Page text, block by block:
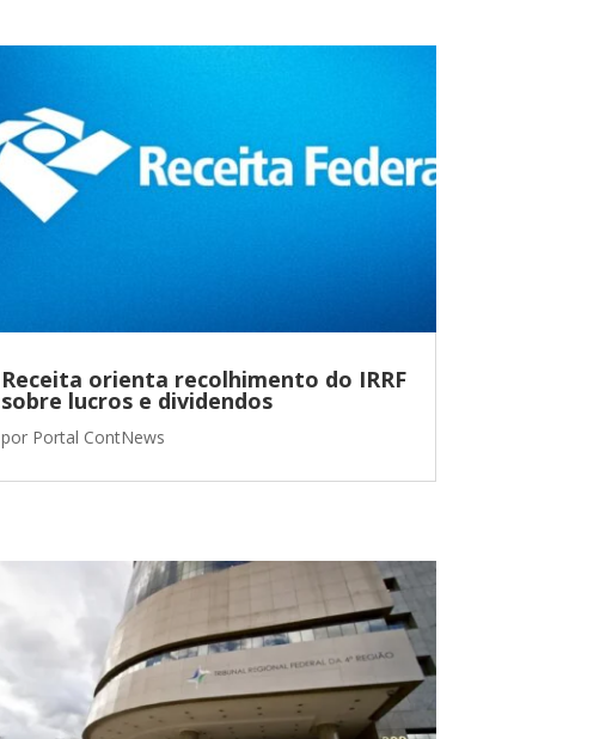
Receita orienta recolhimento do IRRF
sobre lucros e dividendos
por Portal ContNews